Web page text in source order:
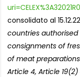
consolidato al
countries
consignments of
of meat
Article 4, Article